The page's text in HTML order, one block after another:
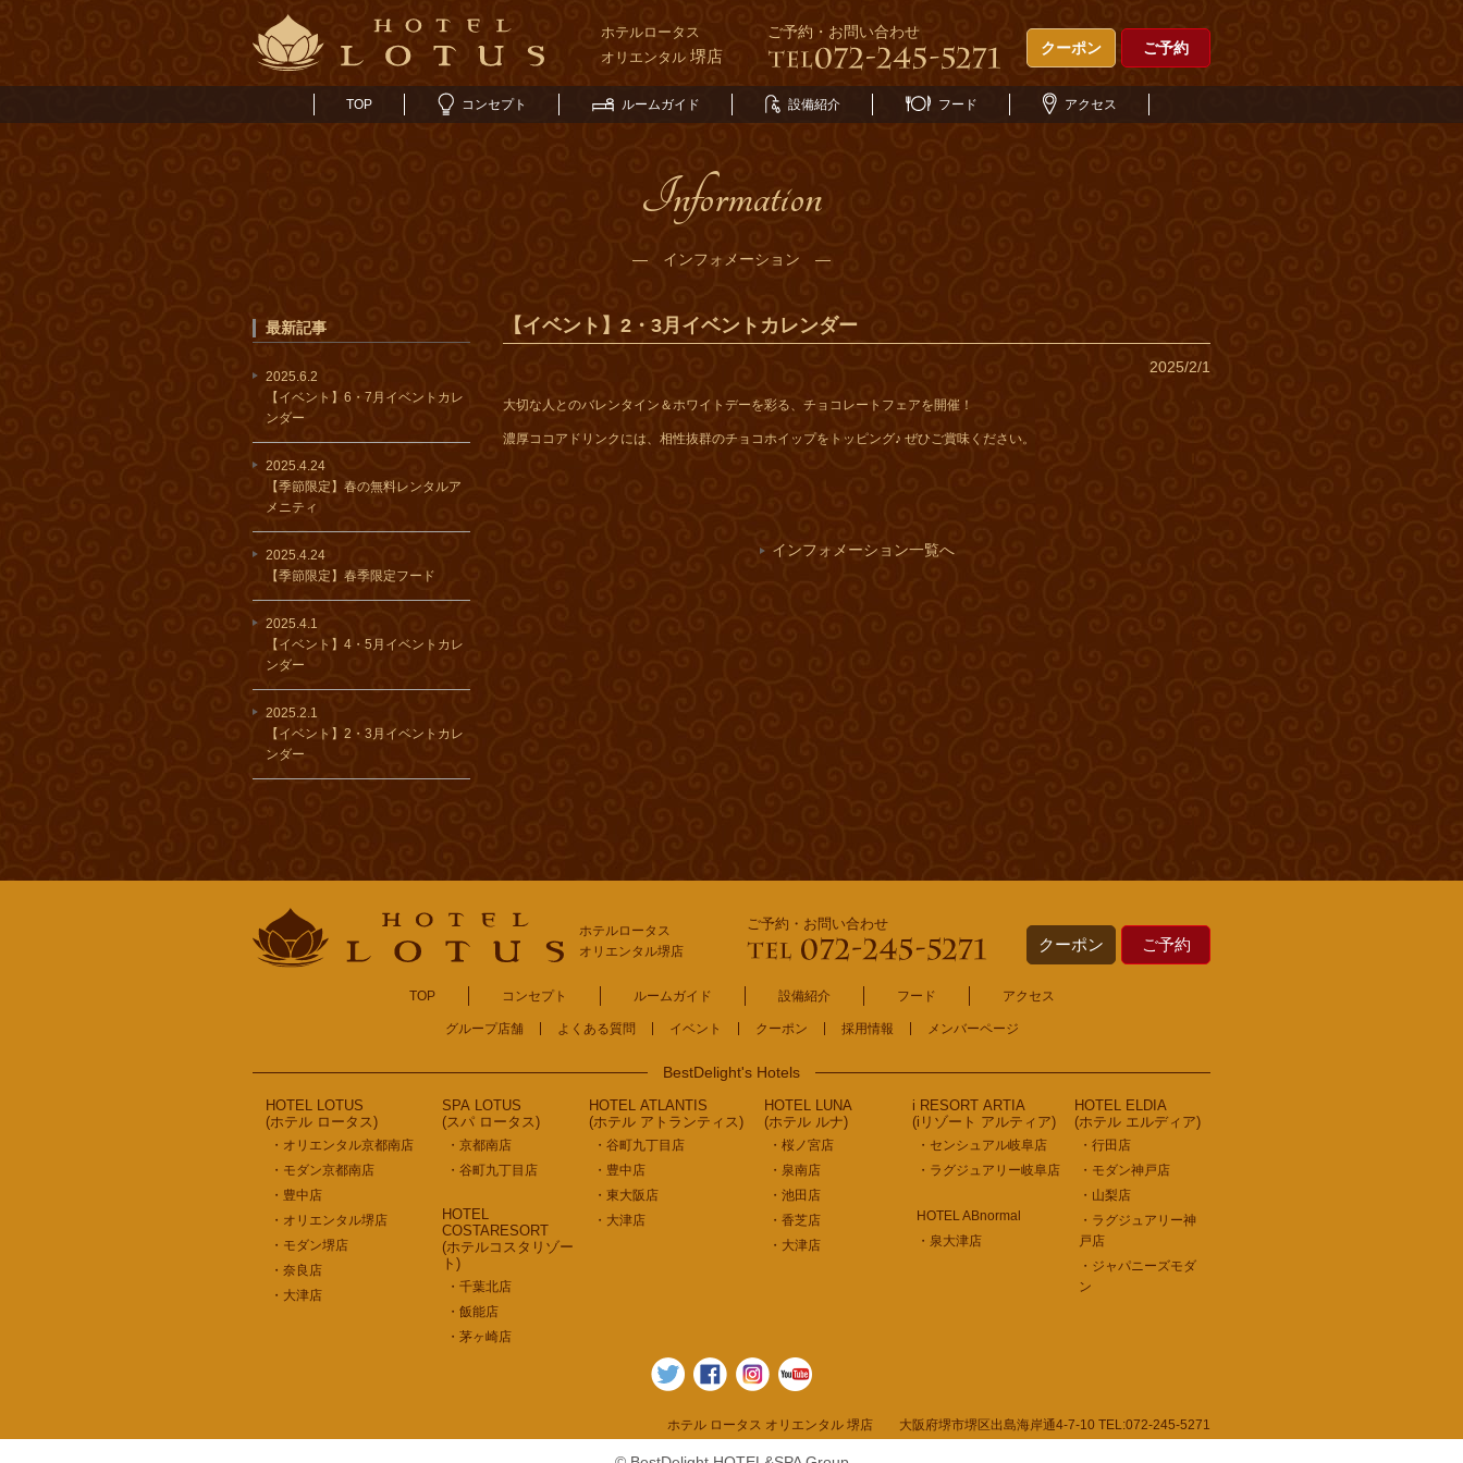
ホテルロータス
オリエンタル 堺店
ご予約・お問い合わせ
クーポン
ご予約
TOP コンセプト ルームガイド 設備紹介 フード アクセス
Information
― インフォメーション ―
【イベント】2・3月イベントカレンダー
2025/2/1
大切な人とのバレンタイン＆ホワイトデーを彩る、チョコレートフェアを開催！
濃厚ココアドリンクには、相性抜群のチョコホイップをトッピング♪ ぜひご賞味ください。
インフォメーション一覧へ
最新記事
2025.6.2
【イベント】6・7月イベントカレ
ンダー
2025.4.24
【季節限定】春の無料レンタルア
メニティ
2025.4.24
【季節限定】春季限定フード
2025.4.1
【イベント】4・5月イベントカレ
ンダー
2025.2.1
【イベント】2・3月イベントカレ
ンダー
ホテルロータス
オリエンタル堺店
ご予約・お問い合わせ
クーポン ご予約
TOP コンセプト ルームガイド 設備紹介 フード アクセス
グループ店舗 よくある質問 イベント クーポン 採用情報 メンバーページ
BestDelight's Hotels
HOTEL LOTUS
(ホテル ロータス)
・オリエンタル京都南店
・モダン京都南店
・豊中店
・オリエンタル堺店
・モダン堺店
・奈良店
・大津店
SPA LOTUS
(スパ ロータス)
・京都南店
・谷町九丁目店
HOTEL
COSTARESORT
(ホテルコスタリゾー
ト)
・千葉北店
・飯能店
・茅ヶ崎店
HOTEL ATLANTIS
(ホテル アトランティス)
・谷町九丁目店
・豊中店
・東大阪店
・大津店
HOTEL LUNA
(ホテル ルナ)
・桜ノ宮店
・泉南店
・池田店
・香芝店
・大津店
i RESORT ARTIA
(iリゾート アルティア)
・センシュアル岐阜店
・ラグジュアリー岐阜店
HOTEL ABnormal
・泉大津店
HOTEL ELDIA
(ホテル エルディア)
・行田店
・モダン神戸店
・山梨店
・ラグジュアリー神
戸店
・ジャパニーズモダ
ン
ホテル ロータス オリエンタル 堺店 大阪府堺市堺区出島海岸通4-7-10 TEL:072-245-5271